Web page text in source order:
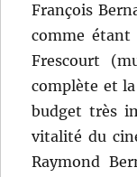
François
comme étant
Frescourt
complète et
budget très
vitalité du
Raymond